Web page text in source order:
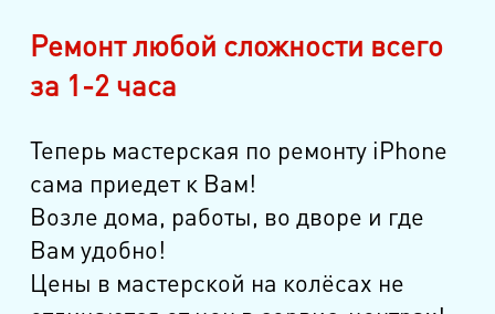
Ремонт любой сложности всего
за 1-2 часа
Теперь мастерская по ремонту iPhone
сама приедет к Вам!
Возле дома, работы, во дворе и где
Вам удобно!
Цены в мастерской на колёсах не